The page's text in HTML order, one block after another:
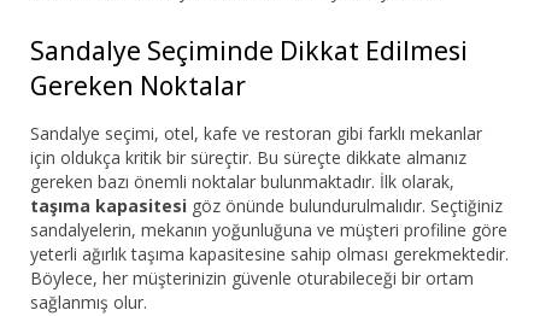
Sandalye Seçiminde Dikkat Edilmesi
Gereken Noktalar
Sandalye seçimi, otel, kafe ve restoran gibi farklı mekanlar
için oldukça kritik bir süreçtir. Bu süreçte dikkate almanız
gereken bazı önemli noktalar bulunmaktadır. İlk olarak,
taşıma kapasitesi göz önünde bulundurulmalıdır. Seçtiğiniz
sandalyelerin, mekanın yoğunluğuna ve müşteri profiline göre
yeterli ağırlık taşıma kapasitesine sahip olması gerekmektedir.
Böylece, her müşterinizin güvenle oturabileceği bir ortam
sağlanmış olur.